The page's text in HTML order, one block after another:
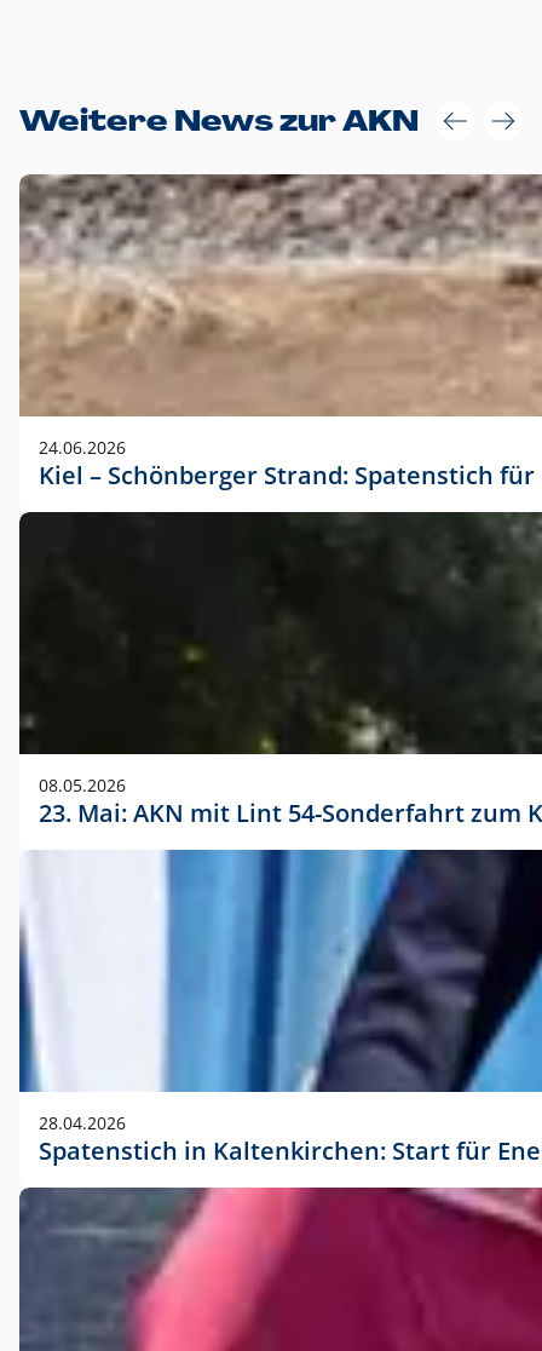
Weitere News zur AKN
24.06.2026
Kiel – Schönberger Strand: Spatenstich
08.05.2026
23. Mai: AKN mit Lint 54-Sonderfahrt
28.04.2026
Spatenstich in Kaltenkirchen: Start für